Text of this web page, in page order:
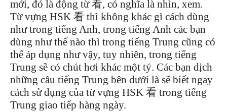
mới, đó là động từ 看, có nghĩa là nhìn, xem.
Từ vựng HSK 看 thì không khác gì cách dùng
như trong tiếng Anh, trong tiếng Anh các bạn
dùng như thế nào thì trong tiếng Trung cũng có
thể áp dụng như vậy, tuy nhiên, trong tiếng
Trung sẽ có chút hơi khác một tý. Các bạn dịch
những câu tiếng Trung bên dưới là sẽ biết ngay
cách sử dụng của từ vựng HSK 看 trong tiếng
Trung giao tiếp hàng ngày.